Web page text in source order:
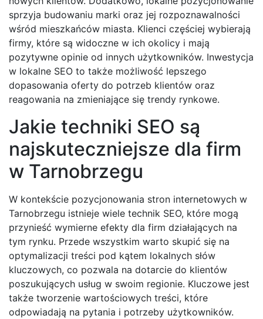
sprzyja budowaniu marki oraz jej rozpoznawalności
wśród mieszkańców miasta. Klienci częściej wybierają
firmy, które są widoczne w ich okolicy i mają
pozytywne opinie od innych użytkowników. Inwestycja
w lokalne SEO to także możliwość lepszego
dopasowania oferty do potrzeb klientów oraz
reagowania na zmieniające się trendy rynkowe.
Jakie techniki SEO są
najskuteczniejsze dla firm
w Tarnobrzegu
W kontekście pozycjonowania stron internetowych w
Tarnobrzegu istnieje wiele technik SEO, które mogą
przynieść wymierne efekty dla firm działających na
tym rynku. Przede wszystkim warto skupić się na
optymalizacji treści pod kątem lokalnych słów
kluczowych, co pozwala na dotarcie do klientów
poszukujących usług w swoim regionie. Kluczowe jest
także tworzenie wartościowych treści, które
odpowiadają na pytania i potrzeby użytkowników.